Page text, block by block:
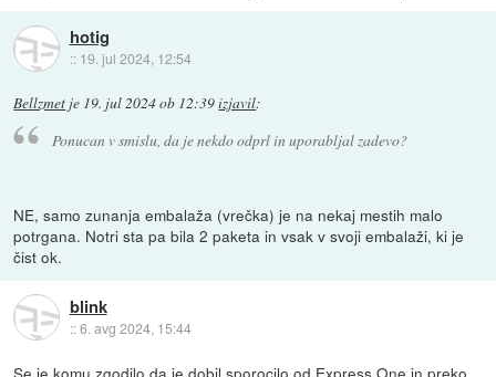
hotig
:: 19. jul 2024, 12:54
Bellzmet je 19. jul 2024 ob 12:39izjavil:
Ponucan v smislu, da je nekdo odprl in uporabljal zadevo?
NE, samo zunanja embalaža (vrečka) je na nekaj mestih malo
potrgana. Notri sta pa bila 2 paketa in vsak v svoji embalaži, ki je
čist ok.
blink
::6. avg 2024, 15:44
Se je komu zgodilo da je dobil sporocilo od Express One in preko